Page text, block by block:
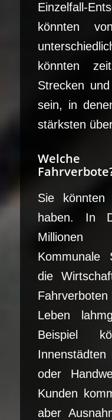
Einzelfall-
könnten
könnten
Strecken
sein, in
stärksten
Welche
Sie könnten
haben. In
Millionen
Kommunale
die
Leben
Beispiel
Innenstädten
oder
Kunden
aber